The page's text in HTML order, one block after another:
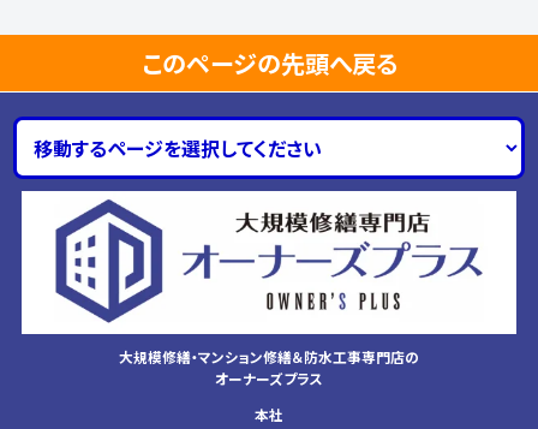
このページの先頭へ戻る
大規模修繕・マンション修繕＆防水工事専門店の
オーナーズプラス
本社